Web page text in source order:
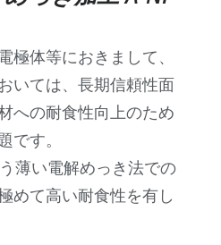
極体等におきまして、
いては、長期信頼性面
への耐食性向上のため
です。
薄い電解めっき法での
めて高い耐食性を有し